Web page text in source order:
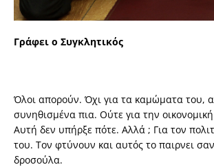
Γράφει ο Συγκλητικός
Όλοι απορούν. Όχι για τα καμώματα του,
συνηθισμένα πια. Ούτε για την
Αυτή δεν υπήρξε πότε. Αλλά ; Για τον
του. Τον φτύνουν και αυτός το παιρνει
δροσούλα.